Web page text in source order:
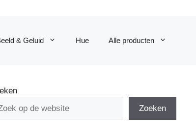
& Geluid Hue Alle producten
Zoeken